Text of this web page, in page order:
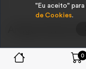
Artigos
0
"Eu aceito"
de Cookies.